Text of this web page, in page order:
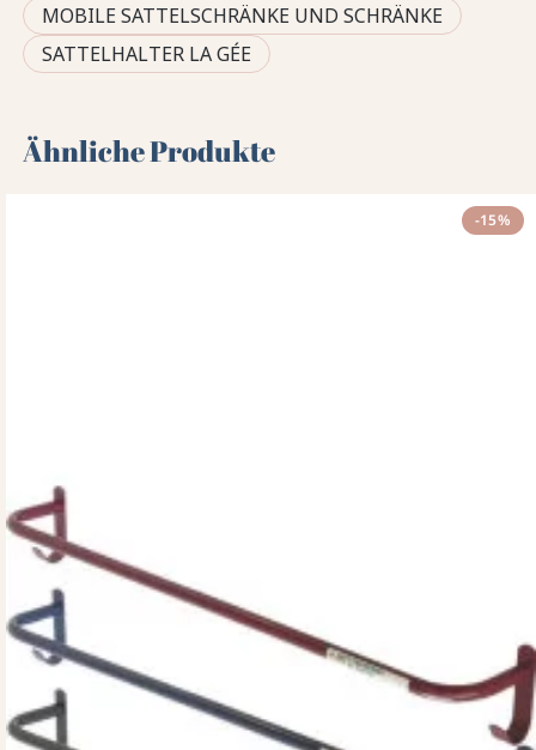
MOBILE SATTELSCHRÄNKE UND SCHRÄNKE
SATTELHALTER LA GÉE
Ähnliche Produkte
-15%